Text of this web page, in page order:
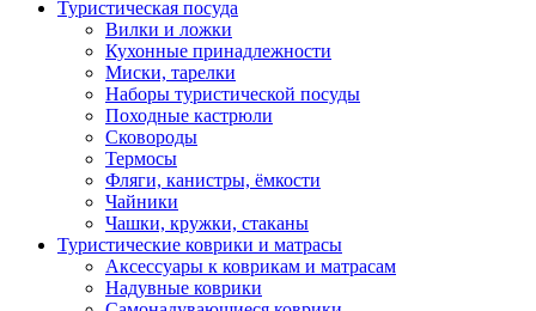
Туристическая посуда
Вилки и ложки
Кухонные принадлежности
Миски, тарелки
Наборы туристической посуды
Походные кастрюли
Сковороды
Термосы
Фляги, канистры, ёмкости
Чайники
Чашки, кружки, стаканы
Туристические коврики и матрасы
Аксессуары к коврикам и матрасам
Надувные коврики